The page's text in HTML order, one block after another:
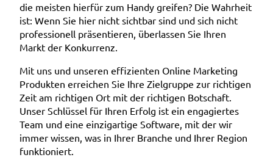
die meisten hierfür zum Handy greifen? Die Wahrheit
ist: Wenn Sie hier nicht sichtbar sind und sich nicht
professionell präsentieren, überlassen Sie Ihren
Markt der Konkurrenz.
Mit uns und unseren effizienten Online Marketing
Produkten erreichen Sie Ihre Zielgruppe zur richtigen
Zeit am richtigen Ort mit der richtigen Botschaft.
Unser Schlüssel für Ihren Erfolg ist ein engagiertes
Team und eine einzigartige Software, mit der wir
immer wissen, was in Ihrer Branche und Ihrer Region
funktioniert.